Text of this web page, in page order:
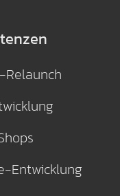
Relaunch
Entwicklung